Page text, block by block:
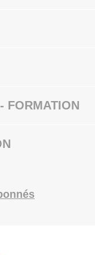
FORMATION